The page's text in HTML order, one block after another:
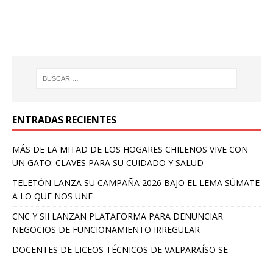
ENTRADAS RECIENTES
MÁS DE LA MITAD DE LOS HOGARES CHILENOS VIVE CON
UN GATO: CLAVES PARA SU CUIDADO Y SALUD
TELETÓN LANZA SU CAMPAÑA 2026 BAJO EL LEMA SÚMATE
A LO QUE NOS UNE
CNC Y SII LANZAN PLATAFORMA PARA DENUNCIAR
NEGOCIOS DE FUNCIONAMIENTO IRREGULAR
DOCENTES DE LICEOS TÉCNICOS DE VALPARAÍSO SE